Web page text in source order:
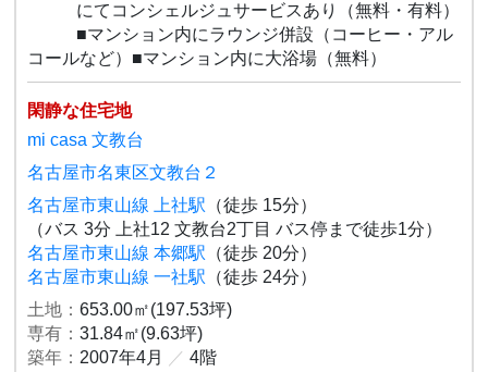
にてコンシェルジュサービスあり（無料・有料）
■マンション内にラウンジ併設（コーヒー・アル
コールなど）■マンション内に大浴場（無料）
閑静な住宅地
mi casa 文教台
名古屋市名東区文教台２
名古屋市東山線 上社駅 （徒歩 15分）
（バス 3分 上社12 文教台2丁目 バス停まで徒歩1分）
名古屋市東山線 本郷駅 （徒歩 20分）
名古屋市東山線 一社駅 （徒歩 24分）
土地：653.00㎡(197.53坪)
専有：31.84㎡(9.63坪)
築年： 2007年4月 ／ 4階